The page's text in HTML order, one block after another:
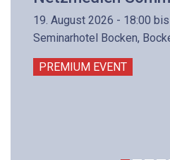
19. August 2026 - 18:00
Seminarhotel Bocken,
PREMIUM EVENT